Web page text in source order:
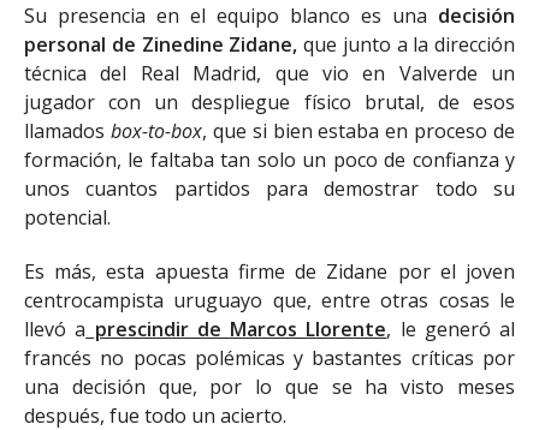
Su presencia en el equipo blanco es una decisión
personal de Zinedine Zidane, que junto a la dirección
técnica del Real Madrid, que vio en Valverde un
jugador con un despliegue físico brutal, de esos
llamados box-to-box, que si bien estaba en proceso de
formación, le faltaba tan solo un poco de confianza y
unos cuantos partidos para demostrar todo su
potencial.
Es más, esta apuesta firme de Zidane por el joven
centrocampista uruguayo que, entre otras cosas le
llevó a prescindir de Marcos Llorente, le generó al
francés no pocas polémicas y bastantes críticas por
una decisión que, por lo que se ha visto meses
después, fue todo un acierto.